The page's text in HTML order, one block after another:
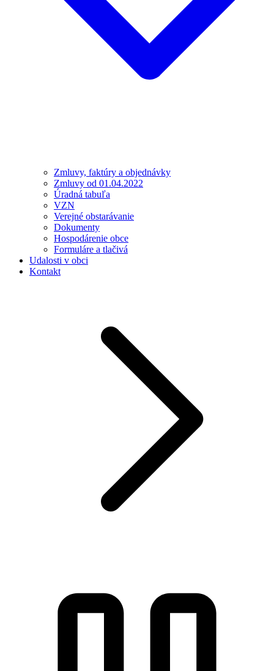
Zmluvy, faktúry a objednávky
Zmluvy od 01.04.2022
Úradná tabuľa
VZN
Verejné obstarávanie
Dokumenty
Hospodárenie obce
Formuláre a tlačivá
Udalosti v obci
Kontakt